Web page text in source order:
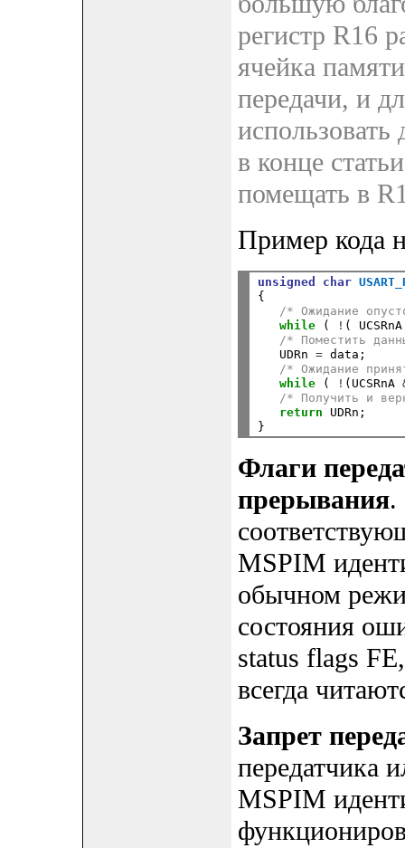
регистр R16
ячейка
передачи, и
в конце
помещать в
Пример кода
unsigned char
{
/* Ожидание
while ( ! (
/* Поместить
   UDRn
= data;
/* Ожидание
while ( ! (UCSRnA
/* Получить и
return UDRn;
Флаги
прерывания.
MSPIM
обычном
состояния
status flags
всегда
Запрет
передатчика
MSPIM